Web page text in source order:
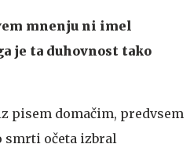
mnenju ni imel
je ta duhovnost tako
pisem domačim, predvsem
smrti očeta izbral